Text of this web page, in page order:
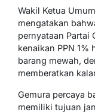
Wakil Ketua
mengatakan
pernyataan Partai
kenaikan PPN 1%
barang mewah,
memberatkan
Gemura percaya
memiliki tujuan